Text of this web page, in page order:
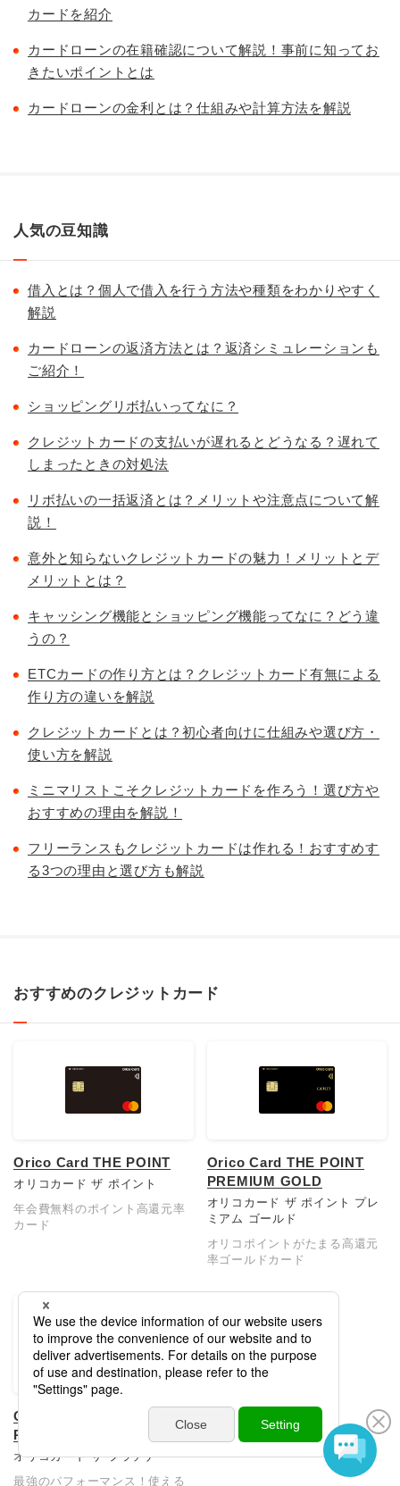
カードを紹介
カードローンの在籍確認について解説！事前に知ってお
きたいポイントとは
カードローンの金利とは？仕組みや計算方法を解説
人気の豆知識
借入とは？個人で借入を行う方法や種類をわかりやすく
解説
カードローンの返済方法とは？返済シミュレーションも
ご紹介！
ショッピングリボ払いってなに？
クレジットカードの支払いが遅れるとどうなる？遅れて
しまったときの対処法
リボ払いの一括返済とは？メリットや注意点について解
説！
意外と知らないクレジットカードの魅力！メリットとデ
メリットとは？
キャッシング機能とショッピング機能ってなに？どう違
うの？
ETCカードの作り方とは？クレジットカード有無による
作り方の違いを解説
クレジットカードとは？初心者向けに仕組みや選び方・
使い方を解説
ミニマリストこそクレジットカードを作ろう！選び方や
おすすめの理由を解説！
フリーランスもクレジットカードは作れる！おすすめす
る3つの理由と選び方も解説
おすすめのクレジットカード
Orico Card THE POINT
オリコカード ザ ポイント
年会費無料のポイント高還元率
カード
Orico Card THE POINT
PREMIUM GOLD
オリコカード ザ ポイント プレ
ミアム ゴールド
オリコポイントがたまる高還元
率ゴールドカード
Orico Card THE
PLATINUM
オリコカード ザ プラチナ
最強のパフォーマンス！使える